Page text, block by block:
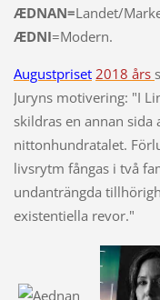
ÆDNAN=Landet/
ÆDNI=Modern.
Augustpriset 2018 års
Juryns motivering: "I
skildras en annan sida
nittonhundratalet.
livsrytm fångas i två
undanträngda
existentiella revor."